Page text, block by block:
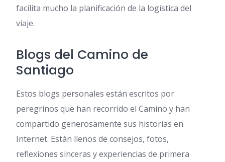
facilita mucho la planificación de la logística del
viaje.
Blogs del Camino de
Santiago
Estos blogs personales están escritos por
peregrinos que han recorrido el Camino y han
compartido generosamente sus historias en
Internet. Están llenos de consejos, fotos,
reflexiones sinceras y experiencias de primera